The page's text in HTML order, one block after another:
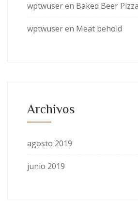
wptwuseren Baked Beer Pizza
wptwuseren Meat behold
Archivos
agosto 2019
junio 2019